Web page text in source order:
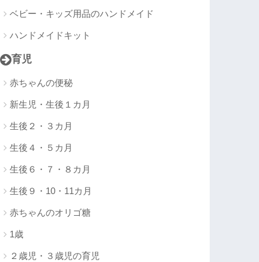
ベビー・キッズ用品のハンドメイド
ハンドメイドキット
育児
赤ちゃんの便秘
新生児・生後１カ月
生後２・３カ月
生後４・５カ月
生後６・７・８カ月
生後９・10・11カ月
赤ちゃんのオリゴ糖
1歳
２歳児・３歳児の育児